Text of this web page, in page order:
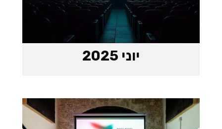
יוני 2025